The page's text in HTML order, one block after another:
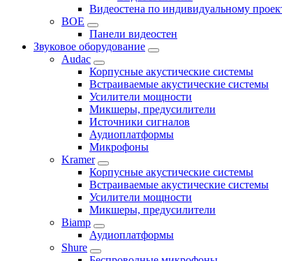
Видеостена по индивидуальному
BOE
Панели видеостен
Звуковое оборудование
Audac
Корпусные акустические системы
Встраиваемые акустические системы
Усилители мощности
Микшеры, предусилители
Источники сигналов
Аудиоплатформы
Микрофоны
Kramer
Корпусные акустические системы
Встраиваемые акустические системы
Усилители мощности
Микшеры, предусилители
Biamp
Аудиоплатформы
Shure